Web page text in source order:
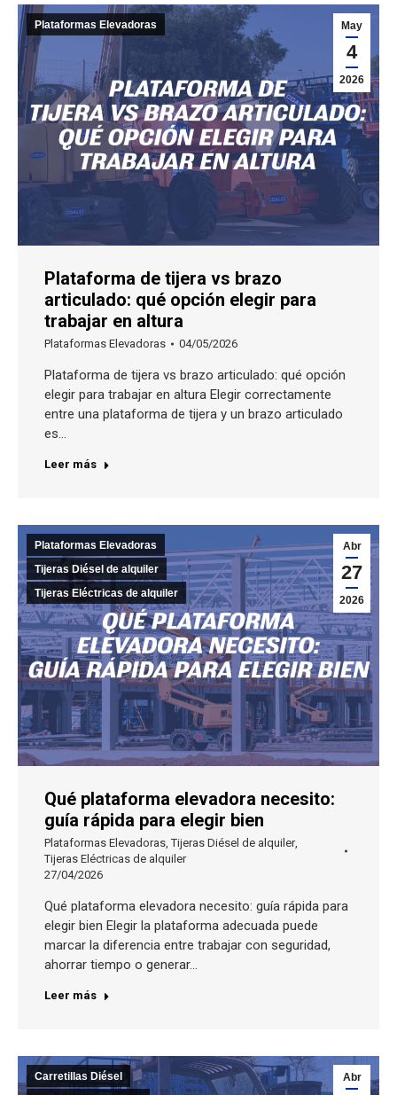
May
4
2026
Plataformas Elevadoras
Plataforma de tijera vs brazo
articulado: qué opción elegir para
trabajar en altura
Plataformas Elevadoras 04/05/2026
Plataforma de tijera vs brazo articulado: qué opción
elegir para trabajar en altura Elegir correctamente
entre una plataforma de tijera y un brazo articulado
es…
Leer más
Abr
27
2026
Plataformas Elevadoras
Tijeras Diésel de alquiler
Tijeras Eléctricas de alquiler
Qué plataforma elevadora necesito:
guía rápida para elegir bien
Plataformas Elevadoras ,Tijeras Diésel de alquiler,
Tijeras Eléctricas de alquiler
27/04/2026
Qué plataforma elevadora necesito: guía rápida para
elegir bien Elegir la plataforma adecuada puede
marcar la diferencia entre trabajar con seguridad,
ahorrar tiempo o generar…
Leer más
Abr
Carretillas Diésel